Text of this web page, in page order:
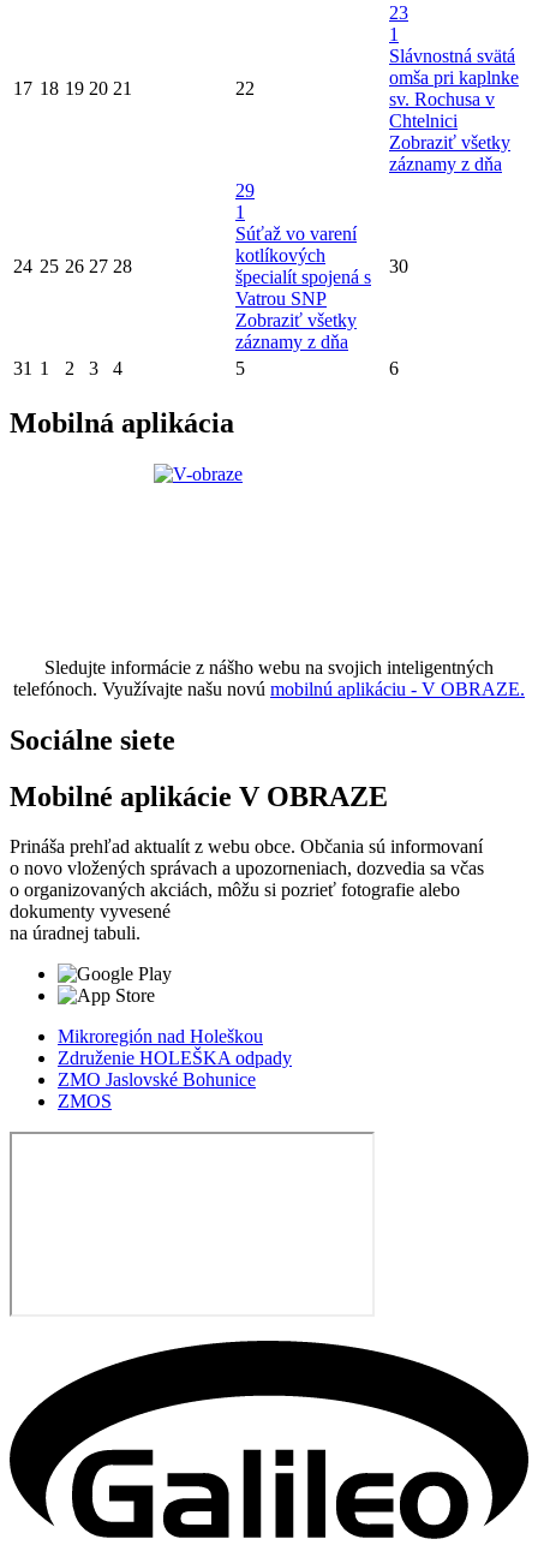
17 18 19 20 21 22
23
1
Slávnostná svätá
omša pri kaplnke
sv. Rochusa v
Chtelnici
Zobraziť všetky
záznamy z dňa
24 25 26 27 28
29
1
Súťaž vo varení
kotlíkových
špecialít spojená s
Vatrou SNP
Zobraziť všetky
záznamy z dňa
30
31 1 2 3 4 5 6
Mobilná aplikácia
Sledujte informácie z nášho webu na svojich inteligentných
telefónoch. Využívajte našu novú mobilnú aplikáciu - V OBRAZE.
Sociálne siete
Mobilné aplikácie V OBRAZE
Prináša prehľad aktualít z webu obce. Občania sú informovaní
o novo vložených správach a upozorneniach, dozvedia sa včas
o organizovaných akciách, môžu si pozrieť fotografie alebo
dokumenty vyvesené
na úradnej tabuli.
Mikroregión nad Holeškou
Združenie HOLEŠKA odpady
ZMO Jaslovské Bohunice
ZMOS